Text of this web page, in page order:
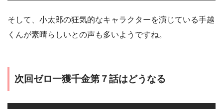
そして、小太郎の狂気的なキャラクターを演じている手越
くんが素晴らしいとの声も多いようですね。
次回ゼロ一獲千金第７話はどうなる